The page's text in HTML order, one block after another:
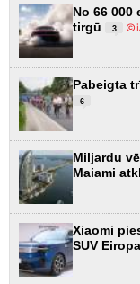
No 66 000
tirgū
3
Pabeigta
6
Miljardu
Maiami
Xiaomi
SUV